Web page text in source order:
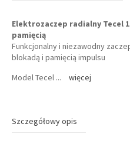
Elektrozaczep radialny Tecel
pamięcią
Funkcjonalny i niezawodny
blokadą i pamięcią impulsu
Model Tecel ... więcej
Szczegółowy opis